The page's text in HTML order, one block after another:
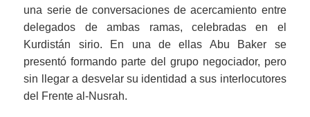
una serie de conversaciones de acercamiento entre
delegados de ambas ramas, celebradas en el
Kurdistán sirio. En una de ellas Abu Baker se
presentó formando parte del grupo negociador, pero
sin llegar a desvelar su identidad a sus interlocutores
del Frente al-Nusrah.